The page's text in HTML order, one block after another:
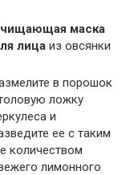
маска
лица из овсянки
в порошок
ложку
и
ее с таким
количеством
лимонного